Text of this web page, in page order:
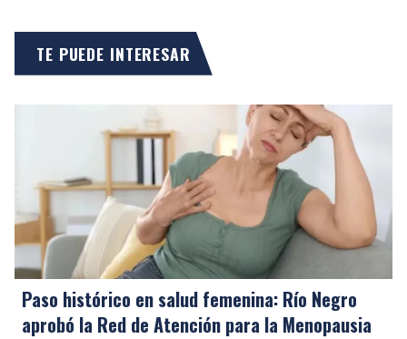
TE PUEDE INTERESAR
Paso histórico en salud femenina: Río Negro
aprobó la Red de Atención para la Menopausia